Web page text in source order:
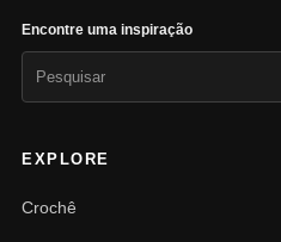
Encontre uma inspiração
EXPLORE
Crochê